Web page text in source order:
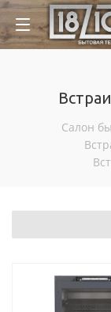
Салон